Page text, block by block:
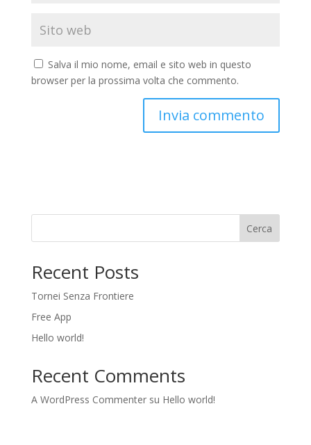
Salva il mio nome, email e sito web in questo
browser per la prossima volta che commento.
Cerca
Recent Posts
Tornei Senza Frontiere
Free App
Hello world!
Recent Comments
A WordPress Commentersu Hello world!